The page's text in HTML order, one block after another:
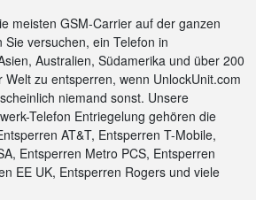
meisten GSM-Carrier auf der ganzen
versuchen, ein Telefon in
Australien, Südamerika und über 200
zu entsperren, wenn UnlockUnit.com
niemand sonst. Unsere
Telefon Entriegelung gehören die
AT&T, Entsperren T-Mobile,
Entsperren Metro PCS, Entsperren
EE UK, Entsperren Rogers und viele